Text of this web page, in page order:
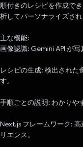
順付きのレシピを作成で
析してパーソナライズさ
主な機能:
画像認識: Gemini API が写
レシピの生成: 検出された
す。
手順ごとの説明: わかりや
Next.js フレームワーク:
リエンス。